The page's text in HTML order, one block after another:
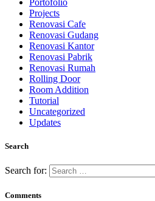
Projects
Renovasi Cafe
Renovasi Gudang
Renovasi Kantor
Renovasi Pabrik
Renovasi Rumah
Rolling Door
Room Addition
Tutorial
Uncategorized
Updates
Search
Search for:
Comments